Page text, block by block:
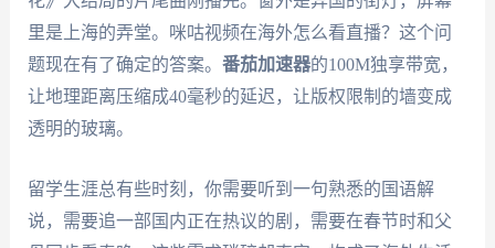
里是上海的弄堂。咪咕视频在海外怎么看直播？这个问
题现在有了确定的答案。 番茄加速器的100M独享带宽，
让地理距离压缩成40毫秒的延迟，让版权限制的墙变成
透明的玻璃。
留学生涯总有些时刻，你需要听到一句熟悉的国语解
说，需要追一部国内正在热议的剧，需要在春节时和父